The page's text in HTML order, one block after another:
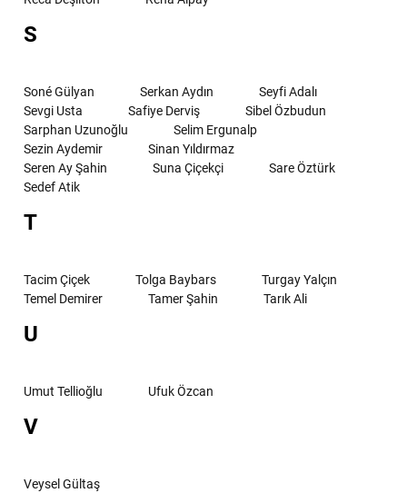
S
Soné Gülyan Serkan Aydın
Seyfi Adalı
Sevgi Usta
Safiye Derviş
Sibel Özbudun
Sarphan Uzunoğlu
Selim Ergunalp
Sezin Aydemir
Sinan Yıldırmaz
Seren Ay Şahin
Suna Çiçekçi
Sare Öztürk
Sedef Atik
T
Tacim Çiçek Tolga Baybars
Turgay Yalçın
Temel Demirer
Tamer Şahin Tarık Ali
U
Umut Tellioğlu Ufuk Özcan
V
Veysel Gültaş